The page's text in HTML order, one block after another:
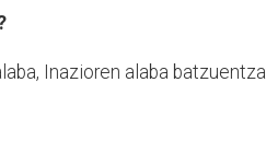
Inazioren alaba